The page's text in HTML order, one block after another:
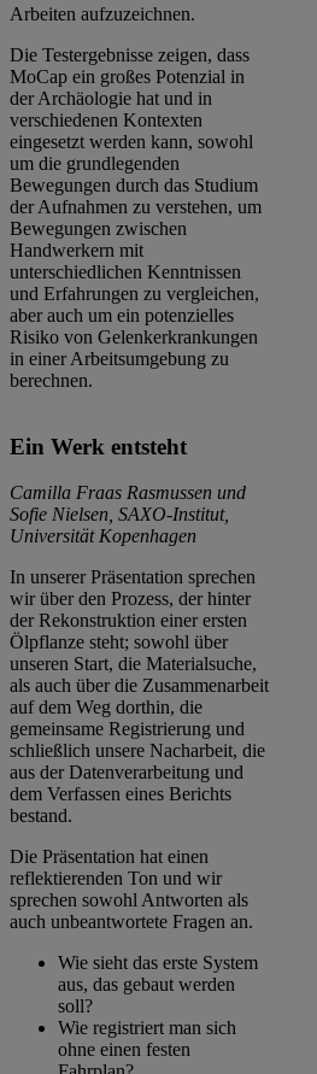
Arbeiten aufzuzeichnen.
Die Testergebnisse zeigen, dass
MoCap ein großes Potenzial in
der Archäologie hat und in
verschiedenen Kontexten
eingesetzt werden kann, sowohl
um die grundlegenden
Bewegungen durch das Studium
der Aufnahmen zu verstehen, um
Bewegungen zwischen
Handwerkern mit
unterschiedlichen Kenntnissen
und Erfahrungen zu vergleichen,
aber auch um ein potenzielles
Risiko von Gelenkerkrankungen
in einer Arbeitsumgebung zu
berechnen.
Ein Werk entsteht
Camilla Fraas Rasmussen und
Sofie Nielsen, SAXO-Institut,
Universität Kopenhagen
In unserer Präsentation sprechen
wir über den Prozess, der hinter
der Rekonstruktion einer ersten
Ölpflanze steht; sowohl über
unseren Start, die Materialsuche,
als auch über die Zusammenarbeit
auf dem Weg dorthin, die
gemeinsame Registrierung und
schließlich unsere Nacharbeit, die
aus der Datenverarbeitung und
dem Verfassen eines Berichts
bestand.
Die Präsentation hat einen
reflektierenden Ton und wir
sprechen sowohl Antworten als
auch unbeantwortete Fragen an.
Wie sieht das erste System
aus, das gebaut werden
soll?
Wie registriert man sich
ohne einen festen